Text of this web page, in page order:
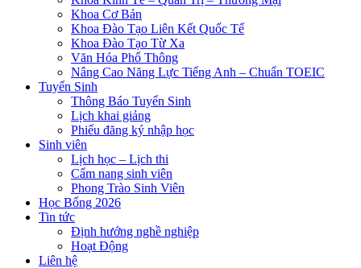
Khoa Cơ Bản
Khoa Đào Tạo Liên Kết Quốc Tế
Khoa Đào Tạo Từ Xa
Văn Hóa Phổ Thông
Nâng Cao Năng Lực Tiếng Anh – Chuẩn TOEIC
Tuyển Sinh
Thông Báo Tuyển Sinh
Lịch khai giảng
Phiếu đăng ký nhập học
Sinh viên
Lịch học – Lịch thi
Cẩm nang sinh viên
Phong Trào Sinh Viên
Học Bổng 2026
Tin tức
Định hướng nghề nghiệp
Hoạt Động
Liên hệ